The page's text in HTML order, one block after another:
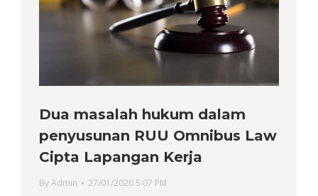
Dua masalah hukum dalam
penyusunan RUU Omnibus Law
Cipta Lapangan Kerja
ByAdmin 27/01/2020 5:07 PM